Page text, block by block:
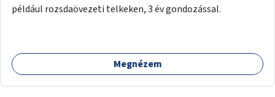
például rozsdaövezeti telkeken, 3 év gondozással.
Megnézem